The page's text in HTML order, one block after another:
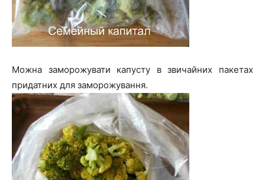
Можна заморожувати капусту в звичайних пакетах
придатних для заморожування.